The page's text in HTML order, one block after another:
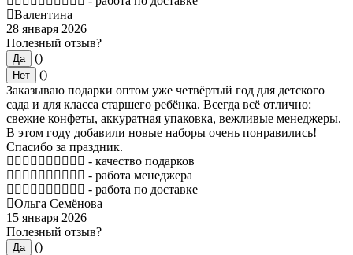
Валентина
28 января 2026
Полезный отзыв?
Да ()
Нет
()
Заказываю подарки оптом уже четвёртый год для детского
сада и для класса старшего ребёнка. Всегда всё отлично:
свежие конфеты, аккуратная упаковка, вежливые менеджеры.
В этом году добавили новые наборы очень понравились!
Спасибо за праздник.
- качество подарков
- работа менеджера
- работа по доставке
Ольга Семёнова
15 января 2026
Полезный отзыв?
Да ()